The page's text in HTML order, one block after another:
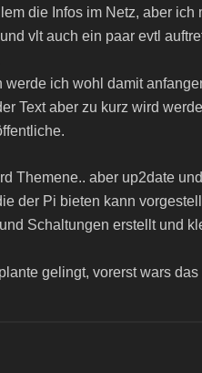
die Infos im Netz, aber
vlt auch ein paar evtl
werde ich wohl damit
Text aber zu kurz wird
Themene.. aber up2date
der Pi bieten kann
Schaltungen erstellt und
gelingt, vorerst wars das